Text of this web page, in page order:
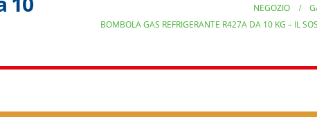
NEGOZIO
BOMBOLA GAS REFRIGERANTE R427A DA 10 KG – IL